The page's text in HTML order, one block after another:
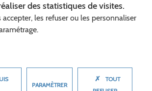
DÉPARTEMENTAL DE L'AISNE
Siège :
des statistiques de visites.
les refuser ou les personnaliser
PARAMÈTRER
✗
TOUT